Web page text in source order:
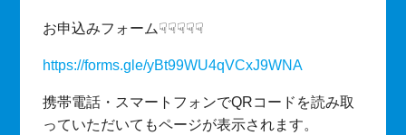
お申込みフォーム☟☟☟☟☟
https://forms.gle/yBt99WU4qVCxJ9WNA
携帯電話・スマートフォンでQRコードを読み取
っていただいてもページが表示されます。